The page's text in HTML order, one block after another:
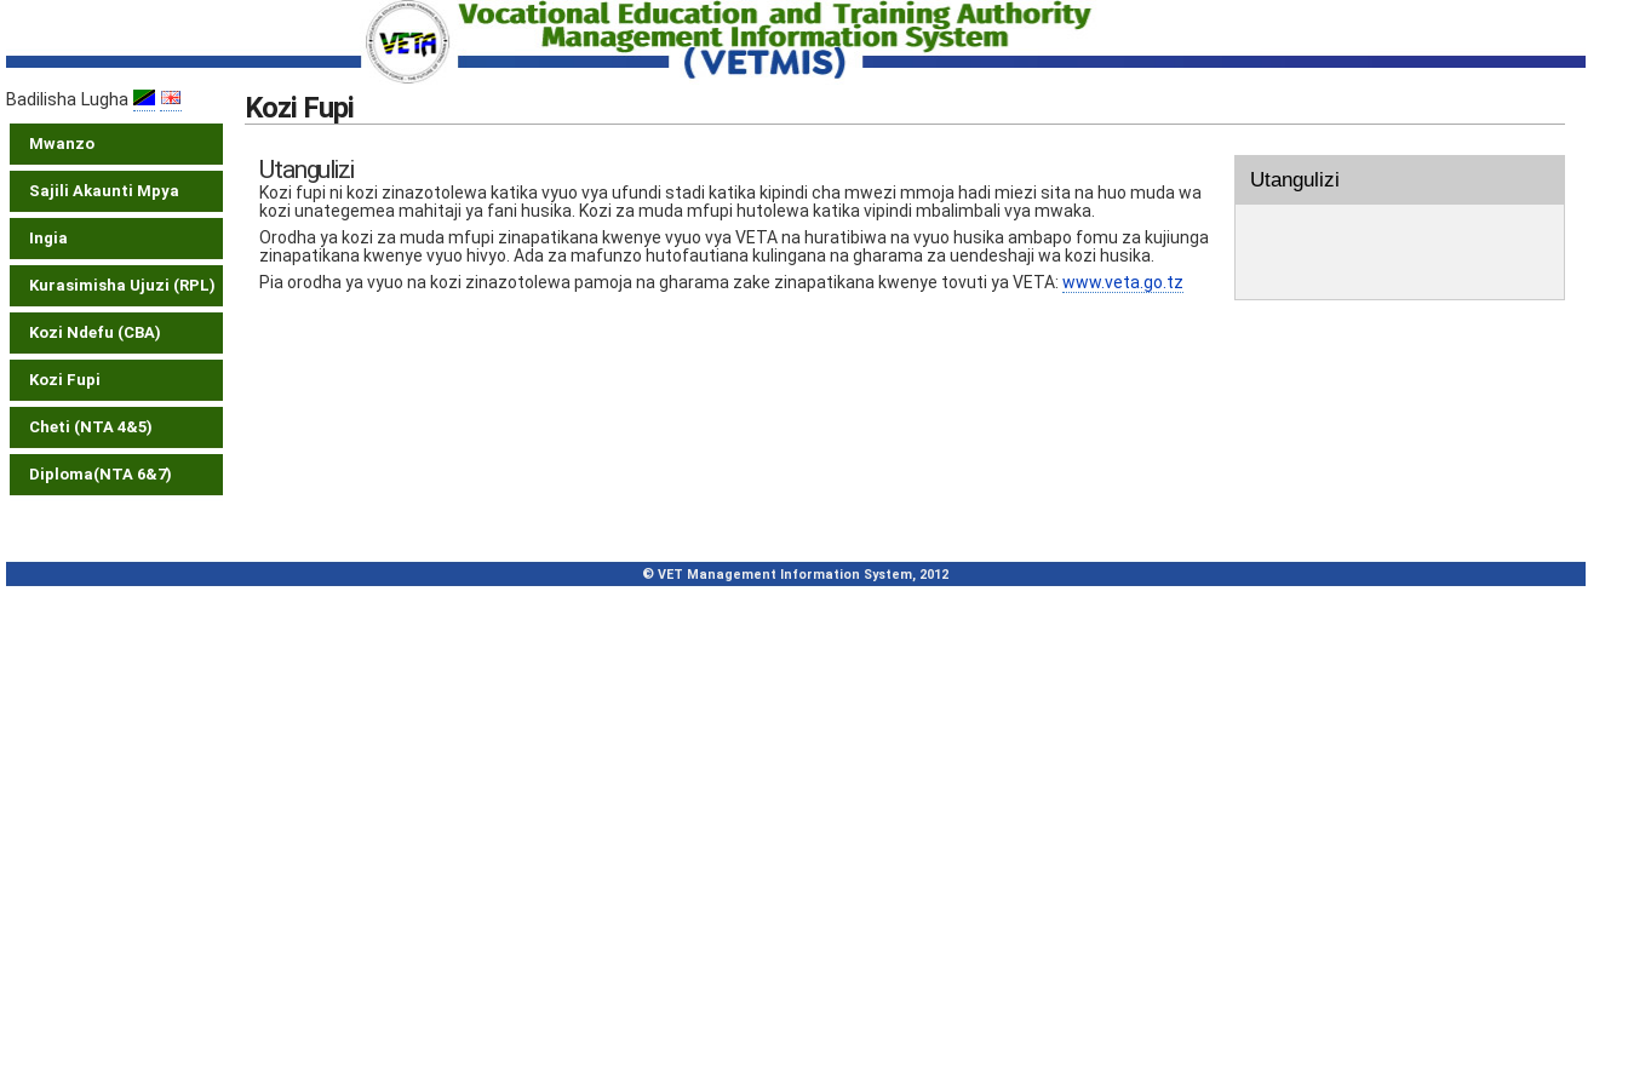
Badilisha Lugha
Mwanzo
Sajili Akaunti Mpya
Ingia
Kurasimisha Ujuzi (RPL)
Kozi Ndefu (CBA)
Kozi Fupi
Cheti (NTA 4&5)
Diploma(NTA 6&7)
Kozi Fupi
Utangulizi
Kozi fupi ni kozi zinazotolewa katika vyuo vya ufundi stadi katika kipindi cha mwezi mmoja hadi miezi sita na huo muda wa
kozi unategemea mahitaji ya fani husika. Kozi za muda mfupi hutolewa katika vipindi mbalimbali vya mwaka.
Orodha ya kozi za muda mfupi zinapatikana kwenye vyuo vya VETA na huratibiwa na vyuo husika ambapo fomu za kujiunga
zinapatikana kwenye vyuo hivyo. Ada za mafunzo hutofautiana kulingana na gharama za uendeshaji wa kozi husika.
Pia orodha ya vyuo na kozi zinazotolewa pamoja na gharama zake zinapatikana kwenye tovuti ya VETA: www.veta.go.tz
Utangulizi
© VET Management Information System, 2012